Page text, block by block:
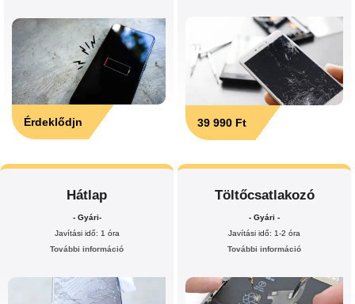
Érdeklődjn 39 990 Ft
Hátlap
- Gyári-
Javítási idő: 1 óra
További információ
Töltőcsatlakozó
- Gyári -
Javítási idő: 1-2 óra
További információ